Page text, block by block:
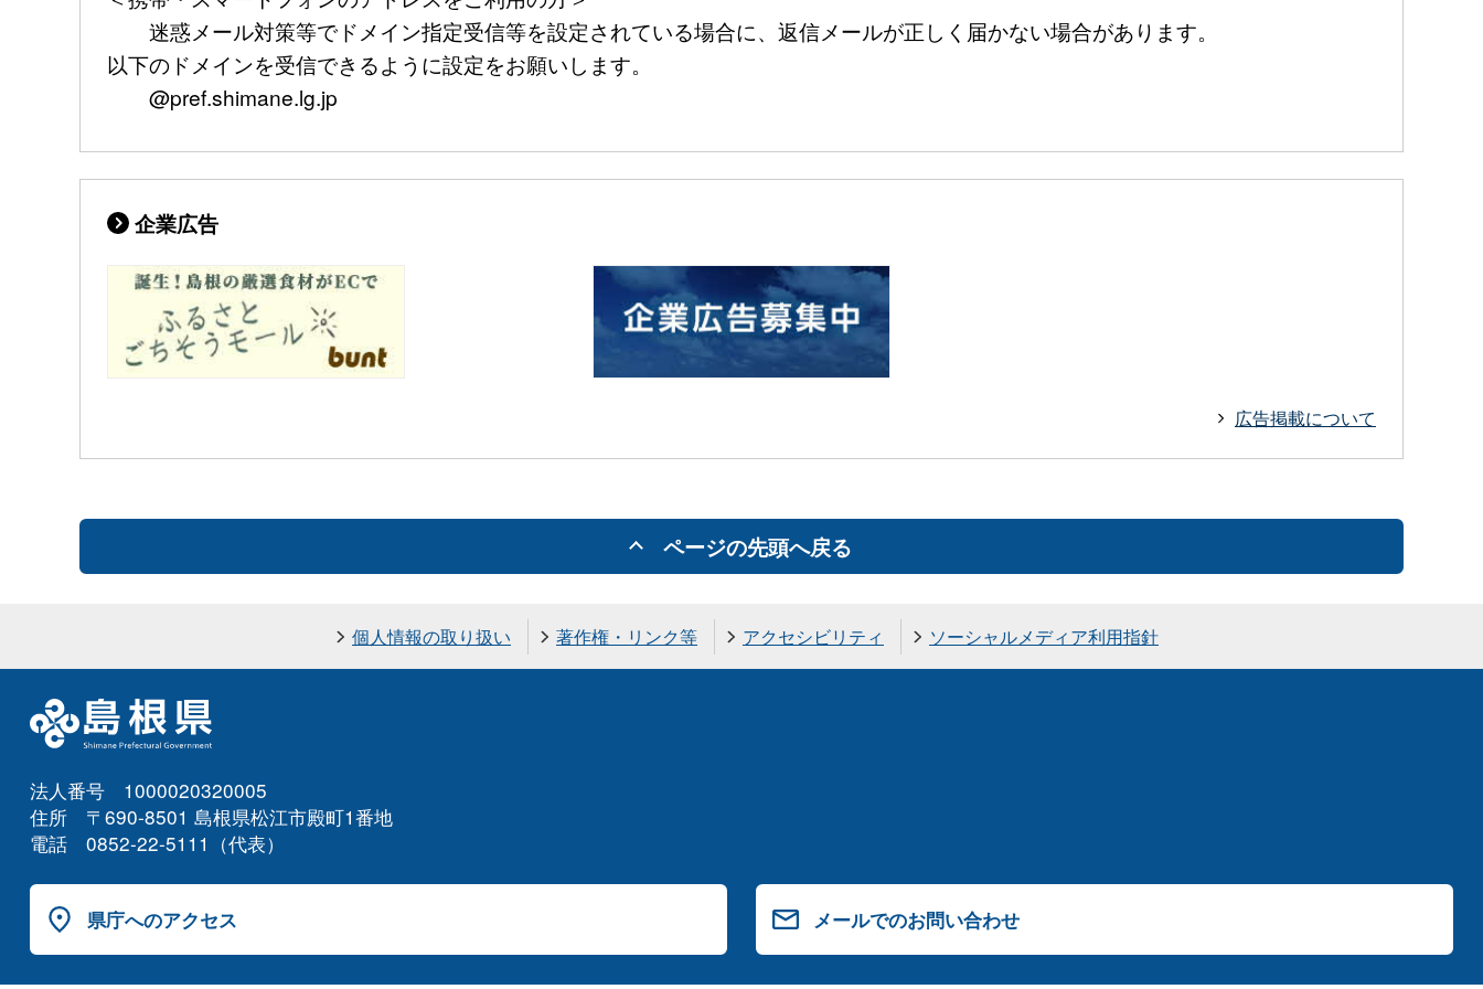
迷惑メール対策等でドメイン指定受信等を設定されている場合に、返信メールが正しく届かない場合があります。
以下のドメインを受信できるように設定をお願いします。
@pref.shimane.lg.jp
企業広告
広告掲載について
ページの先頭へ戻る
個人情報の取り扱い 著作権・リンク等 アクセシビリティ ソーシャルメディア利用指針
法人番号 1000020320005
住所 〒690-8501 島根県松江市殿町1番地
電話 0852-22-5111（代表）
県庁へのアクセス メールでのお問い合わせ